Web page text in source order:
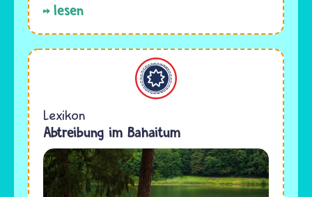
lesen
Bahaitum
Lexikon
Abtreibung im Bahaitum